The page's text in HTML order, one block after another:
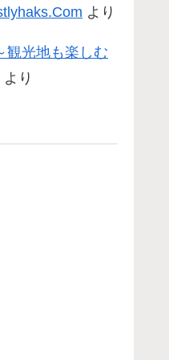
より
観光地も楽しむ
より